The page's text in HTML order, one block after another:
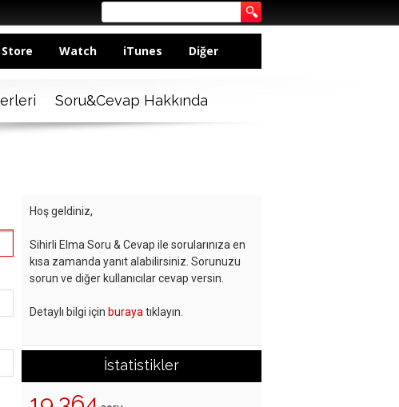
Watch iTunes Diğer
Soru&Cevap Hakkında
Hoş geldiniz,
Sihirli Elma Soru & Cevap ile sorularınıza en
kısa zamanda yanıt alabilirsiniz. Sorunuzu
sorun ve diğer kullanıcılar cevap versin.
Detaylı bilgi için buraya tıklayın.
İstatistikler